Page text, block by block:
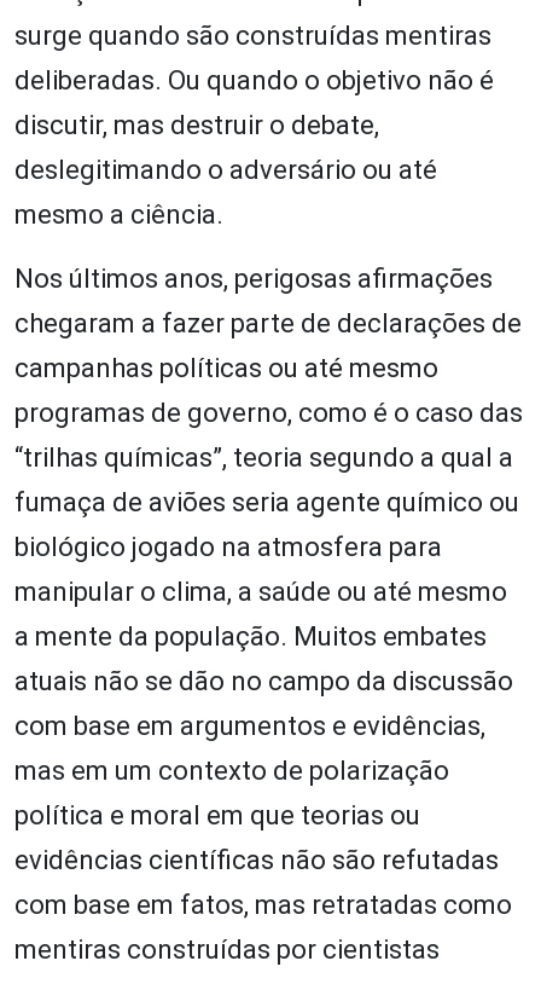
surge quando são construídas mentiras
deliberadas. Ou quando o objetivo não é
discutir, mas destruir o debate,
deslegitimando o adversário ou até
mesmo a ciência.
Nos últimos anos, perigosas afirmações
chegaram a fazer parte de declarações de
campanhas políticas ou até mesmo
programas de governo, como é o caso das
“trilhas químicas”, teoria segundo a qual a
fumaça de aviões seria agente químico ou
biológico jogado na atmosfera para
manipular o clima, a saúde ou até mesmo
a mente da população. Muitos embates
atuais não se dão no campo da discussão
com base em argumentos e evidências,
mas em um contexto de polarização
política e moral em que teorias ou
evidências científicas não são refutadas
com base em fatos, mas retratadas como
mentiras construídas por cientistas